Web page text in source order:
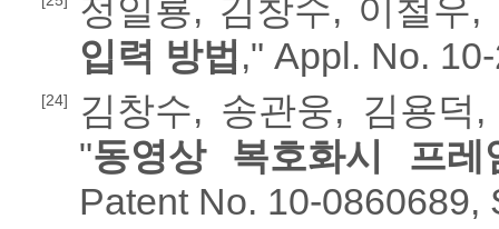
정일룡, 김창수, 이철우,
입력 방법," Appl. No.
[24]
김창수, 송관웅, 김용덕
"동영상 복호화시 프
Patent No. 10-0860689,